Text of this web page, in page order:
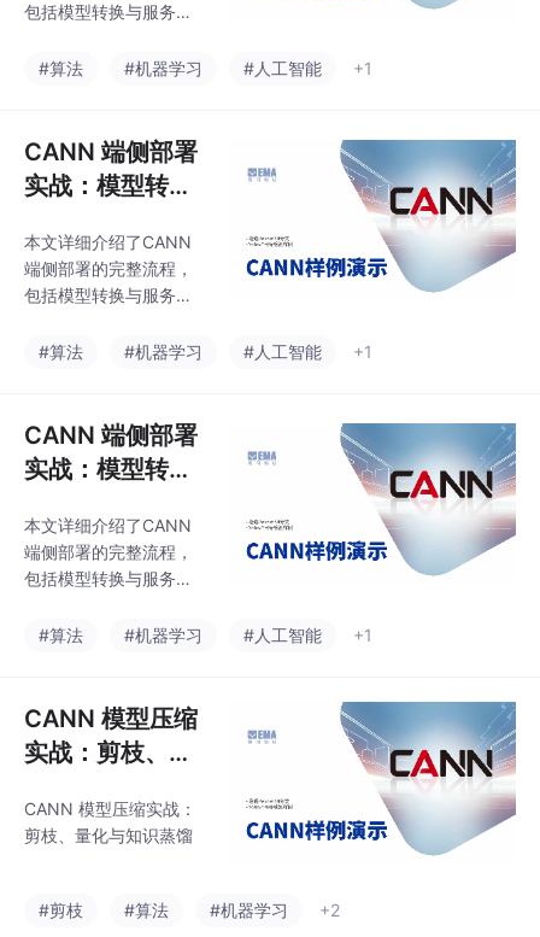
包括模型转换与服务化
端侧部署面临的算力、
Torch/TF→ONNX→.o
m） ATC工具进行模型
转换的关键参数与优化
与优化技巧 端侧服务化
部署方案（容器化、微
服务等） 文章提供了详
明，帮助开发者将训练
时推理
#算法 #机器学习 #人工智能 +1
CANN 端侧部署
实战：模型转换
本文详细介绍了CANN
端侧部署的完整流程，
包括模型转换与服务化
端侧部署面临的算力、
Torch/TF→ONNX→.o
m） ATC工具进行模型
转换的关键参数与优化
与优化技巧 端侧服务化
部署方案（容器化、微
服务等） 文章提供了详
明，帮助开发者将训练
时推理
#算法 #机器学习 #人工智能 +1
CANN 端侧部署
实战：模型转换
本文详细介绍了CANN
端侧部署的完整流程，
包括模型转换与服务化
端侧部署面临的算力、
Torch/TF→ONNX→.o
m） ATC工具进行模型
转换的关键参数与优化
与优化技巧 端侧服务化
部署方案（容器化、微
明，帮助开发者将训练
#算法 #机器学习 #人工智能 +1
CANN 模型压缩
实战：剪枝、量
CANN 模型压缩实战：
剪枝、量化与知识蒸馏
#剪枝 #算法 #机器学习 +2